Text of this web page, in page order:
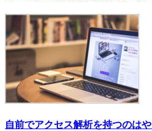
自前でアクセス解析を持つのは